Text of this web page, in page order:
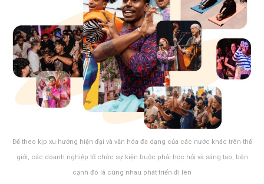
Để theo kịp xu hướng hiện đại và văn hóa đa dạng của các nước khác trên thế
giới, các doanh nghiệp tổ chức sự kiện buộc phải học hỏi và sáng tạo, bên
cạnh đó là cùng nhau phát triển đi lên